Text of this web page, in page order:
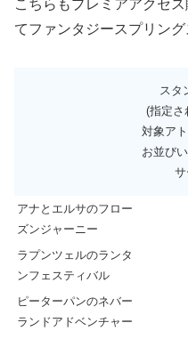
こちらもプレミアアクセ
てファンタジースプリン
スタ
(指定さ
対象ア
お並び
アナとエルサのフロー
ズンジャーニー
ラプンツェルのランタ
ンフェスティバル
ピーターパンのネバー
ランドアドベンチャー